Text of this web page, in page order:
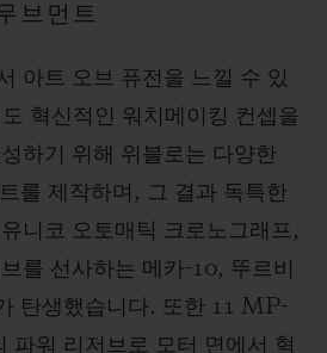
브먼트
아트 오브 퓨전을 느낄 수 있
혁신적인 워치메이킹 컨셉을
하기 위해 위블로는 다양한
를 제작하며, 그 결과 독특한
니코 오토매틱 크로노그래프,
를 선사하는 메카-10, 뚜르비
탄생했습니다. 또한 11 MP-
파워 리저브로 모터 면에서 혁